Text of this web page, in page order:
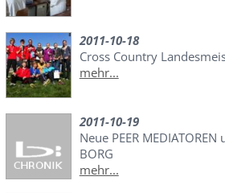
2011-10-18
Cross Country
mehr...
2011-10-19
Neue PEER MEDIATOREN
BORG
mehr...